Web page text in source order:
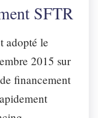
SFTR
adopté le
2015 sur
financement